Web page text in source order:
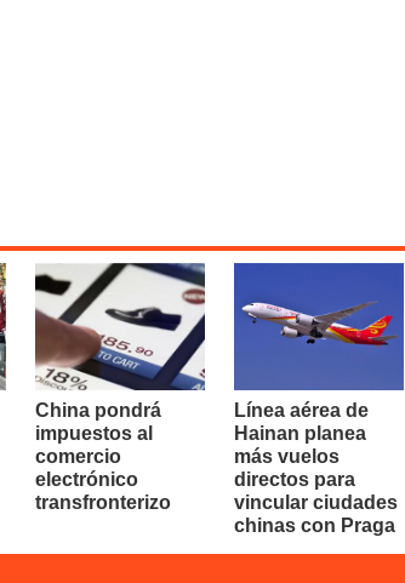
China pondrá
impuestos al
comercio
electrónico
transfronterizo
Línea aérea de
Hainan planea
más vuelos
directos para
vincular ciudades
chinas con Praga